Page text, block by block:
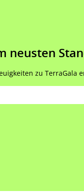
neusten
zu TerraGala